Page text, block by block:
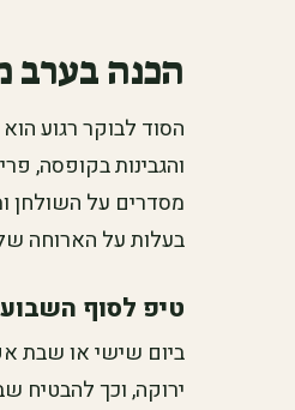
הכנה בערב
הסוד לבוקר רגוע
והגבינות בקופסה,
מסדרים על השולחן
בעלות על הארוחה
טיפ לסוף השבוע
ביום שישי או שבת
ירוקה, וכך להבטיח